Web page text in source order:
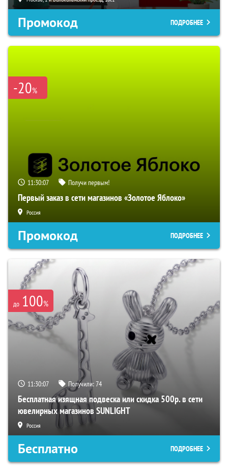
Промокод ПОДРОБНЕЕ
-20%
11:30:06 Получи первым!
Первый заказ в сети магазинов «Золотое Яблоко»
Россия
Промокод ПОДРОБНЕЕ
до 100%
11:30:06 Получили:74
Бесплатная изящная подвеска или скидка 500р. в сети
ювелирных магазинов SUNLIGHT
Россия
Бесплатно ПОДРОБНЕЕ